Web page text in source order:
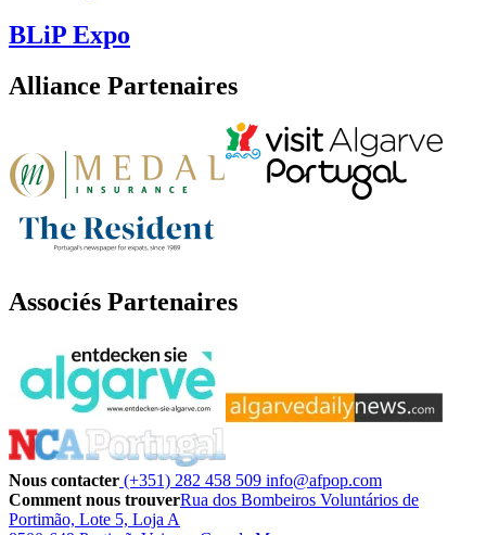
BLiP Expo
Alliance Partenaires
Associés Partenaires
Nous contacter (+351) 282 458 509 info@afpop.com
Comment nous trouverRua dos Bombeiros Voluntários de
Portimão, Lote 5, Loja A